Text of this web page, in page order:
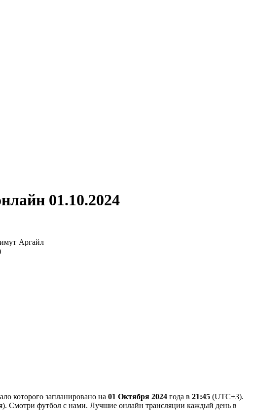
01.10.2024
Аргайл
которого запланировано на 01 Октября 2024 года в 21:45 (UTC+3).
Смотри футбол с нами. Лучшие онлайн трансляции каждый день в